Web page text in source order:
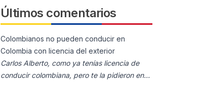
Últimos comentarios
Colombianos no pueden conducir en
Colombia con licencia del exterior
Carlos Alberto, como ya tenías licencia de
conducir colombiana, pero te la pidieron en